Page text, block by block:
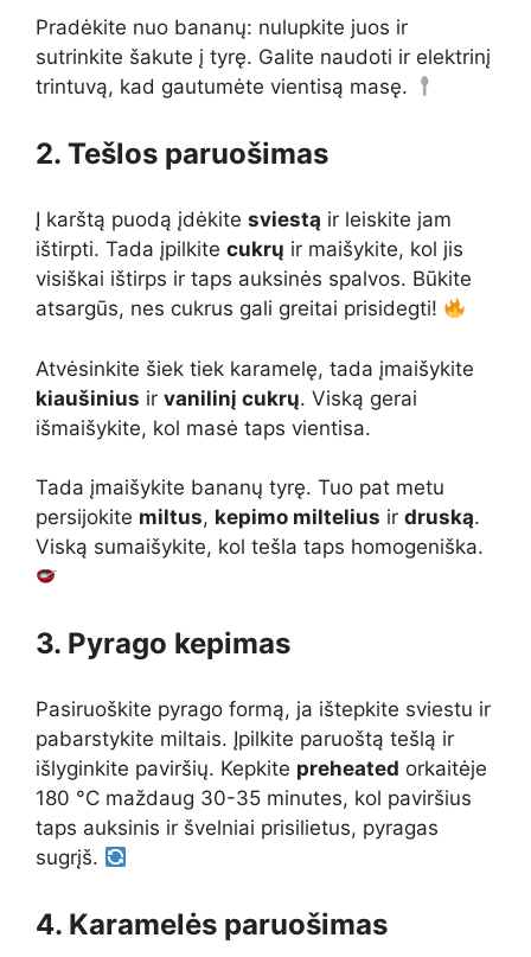
Pradėkite nuo bananų: nulupkite juos ir
sutrinkite šakute į tyrę. Galite naudoti ir elektrinį
trintuvą, kad gautumėte vientisą masę.
2. Tešlos paruošimas
Į karštą puodą įdėkite sviestą ir leiskite jam
ištirpti. Tada įpilkite cukrų ir maišykite, kol jis
visiškai ištirps ir taps auksinės spalvos. Būkite
atsargūs, nes cukrus gali greitai prisidegti!
Atvėsinkite šiek tiek karamelę, tada įmaišykite
kiaušinius ir vanilinį cukrų. Viską gerai
išmaišykite, kol masė taps vientisa.
Tada įmaišykite bananų tyrę. Tuo pat metu
persijokite miltus, kepimo miltelius ir druską.
Viską sumaišykite, kol tešla taps homogeniška.
3. Pyrago kepimas
Pasiruoškite pyrago formą, ja ištepkite sviestu ir
pabarstykite miltais. Įpilkite paruoštą tešlą ir
išlyginkite paviršių. Kepkite preheated orkaitėje
180 °C maždaug 30-35 minutes, kol paviršius
taps auksinis ir švelniai prisilietus, pyragas
sugrįš.
4. Karamelės paruošimas